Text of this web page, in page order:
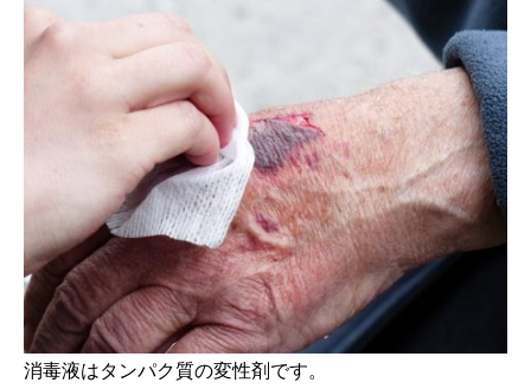
消毒液はタンパク質の変性剤です。